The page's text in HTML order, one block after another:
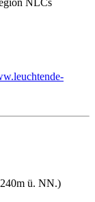
ü. NN.)